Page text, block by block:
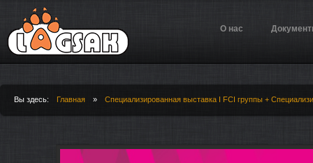
Jump to Navigation
О нас
Вы здесь:
Вы здесь
Главная » Специализированная выставка I FCI группы +